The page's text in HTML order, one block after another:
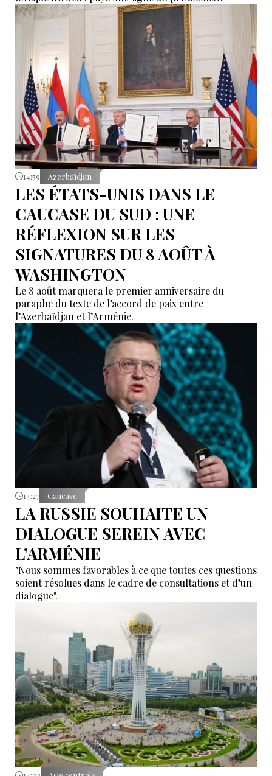
additionnel prolongeant sa validité jusqu’en 2044.
14:59 Azerbaïdjan
LES ÉTATS-UNIS DANS LE
CAUCASE DU SUD : UNE
RÉFLEXION SUR LES
SIGNATURES DU 8 AOÛT À
WASHINGTON
Le 8 août marquera le premier anniversaire du
paraphe du texte de l’accord de paix entre
l’Azerbaïdjan et l’Arménie.
14:27 Caucase
LA RUSSIE SOUHAITE UN
DIALOGUE SEREIN AVEC
L’ARMÉNIE
"Nous sommes favorables à ce que toutes ces questions
soient résolues dans le cadre de consultations et d’un
dialogue".